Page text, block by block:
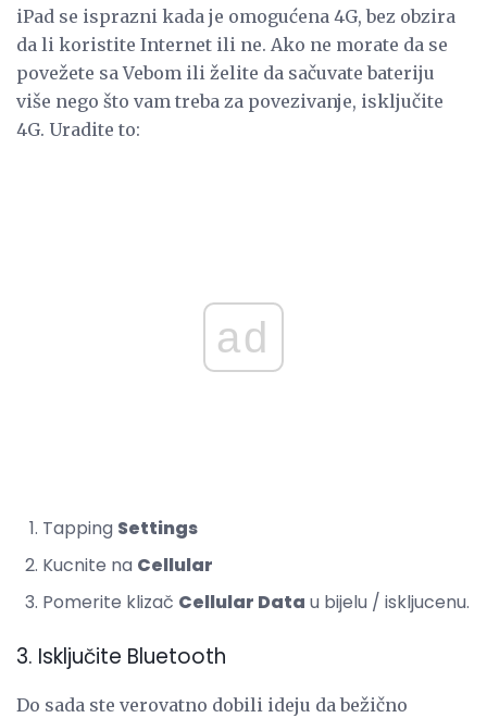
iPad se isprazni kada je omogućena 4G, bez obzira
da li koristite Internet ili ne. Ako ne morate da se
povežete sa Vebom ili želite da sačuvate bateriju
više nego što vam treba za povezivanje, isključite
4G. Uradite to:
ad
Tapping Settings
Kucnite na Cellular
Pomerite klizač Cellular Data u bijelu / iskljucenu.
3. Isključite Bluetooth
Do sada ste verovatno dobili ideju da bežično